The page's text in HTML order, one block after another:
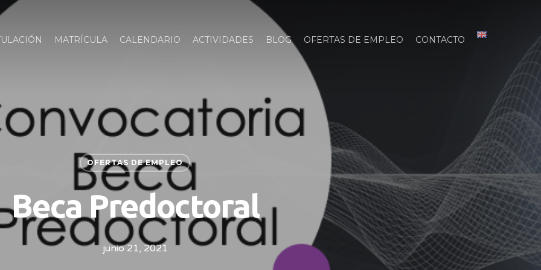
MATRÍCULA CALENDARIO ACTIVIDADES BLOG OFERTAS DE EMPLEO CONTACTO
OFERTAS DE EMPLEO
Beca Predoctoral
junio 21, 2021